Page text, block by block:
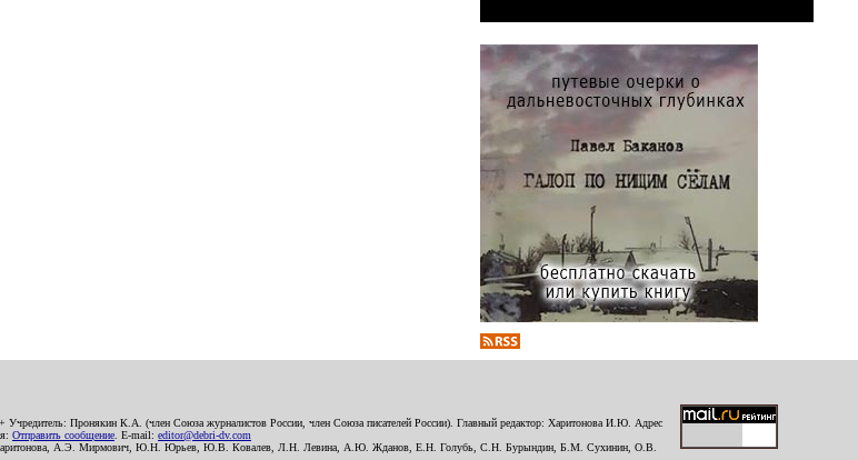
Учредитель: Пронякин К.А. (член Союза журналистов России, член Союза писателей России). Главный редактор: Харитонова И.Ю. Адрес
Отправить сообщение . E-mail: editor@debri-dv.com
Харитонова, А.Э. Мирмович, Ю.Н. Юрьев, Ю.В. Ковалев, Л.Н. Левина, А.Ю. Жданов, Е.Н. Голубь, С.Н. Бурындин, Б.М. Сухинин, О.В.